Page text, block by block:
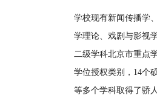
学校现有新闻传播学
学理论、戏剧与影视
二级学科北京市重点
学位授权类别，14个
等多个学科取得了骄